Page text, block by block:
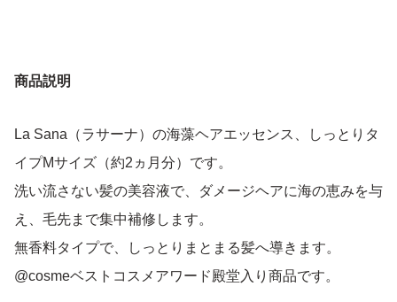
商品説明
La Sana（ラサーナ）の海藻ヘアエッセンス、しっとりタ
イプMサイズ（約2ヵ月分）です。
洗い流さない髪の美容液で、ダメージヘアに海の恵みを与
え、毛先まで集中補修します。
無香料タイプで、しっとりまとまる髪へ導きます。
@cosmeベストコスメアワード殿堂入り商品です。